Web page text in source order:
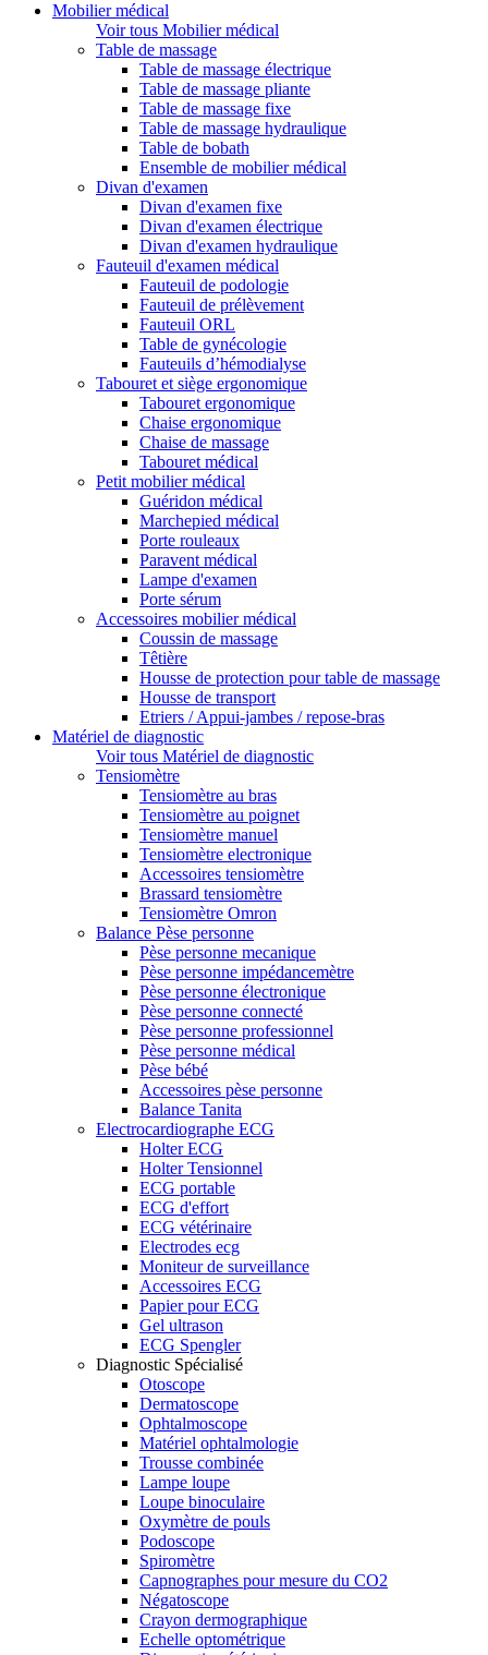
Mobilier médical
Voir tous Mobilier médical
Table de massage
Table de massage électrique
Table de massage pliante
Table de massage fixe
Table de massage hydraulique
Table de bobath
Ensemble de mobilier médical
Divan d'examen
Divan d'examen fixe
Divan d'examen électrique
Divan d'examen hydraulique
Fauteuil d'examen médical
Fauteuil de podologie
Fauteuil de prélèvement
Fauteuil ORL
Table de gynécologie
Fauteuils d’hémodialyse
Tabouret et siège ergonomique
Tabouret ergonomique
Chaise ergonomique
Chaise de massage
Tabouret médical
Petit mobilier médical
Guéridon médical
Marchepied médical
Porte rouleaux
Paravent médical
Lampe d'examen
Porte sérum
Accessoires mobilier médical
Coussin de massage
Têtière
Housse de protection pour table de massage
Housse de transport
Etriers / Appui-jambes / repose-bras
Matériel de diagnostic
Voir tous Matériel de diagnostic
Tensiomètre
Tensiomètre au bras
Tensiomètre au poignet
Tensiomètre manuel
Tensiomètre electronique
Accessoires tensiomètre
Brassard tensiomètre
Tensiomètre Omron
Balance Pèse personne
Pèse personne mecanique
Pèse personne impédancemètre
Pèse personne électronique
Pèse personne connecté
Pèse personne professionnel
Pèse personne médical
Pèse bébé
Accessoires pèse personne
Balance Tanita
Electrocardiographe ECG
Holter ECG
Holter Tensionnel
ECG portable
ECG d'effort
ECG vétérinaire
Electrodes ecg
Moniteur de surveillance
Accessoires ECG
Papier pour ECG
Gel ultrason
ECG Spengler
Diagnostic Spécialisé
Otoscope
Dermatoscope
Ophtalmoscope
Matériel ophtalmologie
Trousse combinée
Lampe loupe
Loupe binoculaire
Oxymètre de pouls
Podoscope
Spiromètre
Capnographes pour mesure du CO2
Négatoscope
Crayon dermographique
Echelle optométrique